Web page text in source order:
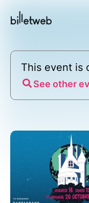
This event is
See other